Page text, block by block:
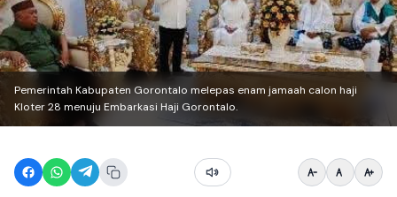
Pemerintah Kabupaten Gorontalo melepas enam jamaah calon haji
Kloter 28 menuju Embarkasi Haji Gorontalo.